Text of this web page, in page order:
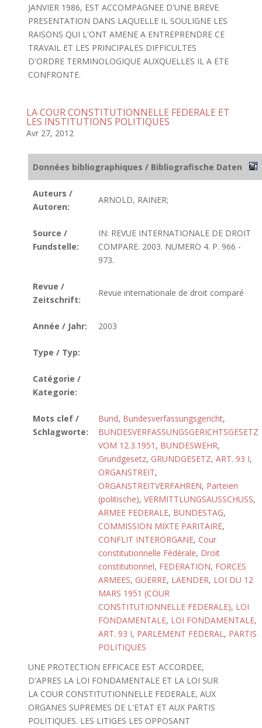
JANVIER 1986, EST ACCOMPAGNEE D'UNE BREVE
PRESENTATION DANS LAQUELLE IL SOULIGNE LES
RAISONS QUI L'ONT AMENE A ENTREPRENDRE CE
TRAVAIL ET LES PRINCIPALES DIFFICULTES
D'ORDRE TERMINOLOGIQUE AUXQUELLES IL A ETE
CONFRONTE.
LA COUR CONSTITUTIONNELLE FEDERALE ET
LES INSTITUTIONS POLITIQUES
Avr 27, 2012
Données bibliographiques / Bibliografische Daten
Auteurs /
Autoren:
ARNOLD, RAINER;
Source /
Fundstelle:
IN: REVUE INTERNATIONALE DE DROIT
COMPARE. 2003. NUMERO 4. P. 966 -
973.
Revue /
Zeitschrift:
Revue internationale de droit comparé
Année / Jahr: 2003
Type / Typ:
Catégorie /
Kategorie:
Mots clef /
Schlagworte:
Bund, Bundesverfassungsgericht,
BUNDESVERFASSUNGSGERICHTSGESETZ
VOM 12.3.1951 , BUNDESWEHR,
Grundgesetz, GRUNDGESETZ, ART. 93 I,
ORGANSTREIT,
ORGANSTREITVERFAHREN, Parteien
(politische), VERMITTLUNGSAUSSCHUSS,
ARMEE FEDERALE, BUNDESTAG,
COMMISSION MIXTE PARITAIRE,
CONFLIT INTERORGANE, Cour
constitutionnelle Fédérale, Droit
constitutionnel, FEDERATION, FORCES
ARMEES, GUERRE, LAENDER, LOI DU 12
MARS 1951 (COUR
CONSTITUTIONNELLE FEDERALE), LOI
FONDAMENTALE, LOI FONDAMENTALE,
ART. 93 I, PARLEMENT FEDERAL, PARTIS
POLITIQUES
UNE PROTECTION EFFICACE EST ACCORDEE,
D'APRES LA LOI FONDAMENTALE ET LA LOI SUR
LA COUR CONSTITUTIONNELLE FEDERALE, AUX
ORGANES SUPREMES DE L'ETAT ET AUX PARTIS
POLITIQUES. LES LITIGES LES OPPOSANT